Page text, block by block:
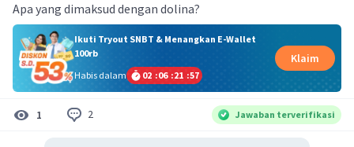
Apa yang dimaksud dengan dolina?
Ikuti Tryout SNBT & Menangkan E-Wallet
100rb
Habis dalam
02 :06 :21 :57
Klaim
1 2 Jawaban terverifikasi